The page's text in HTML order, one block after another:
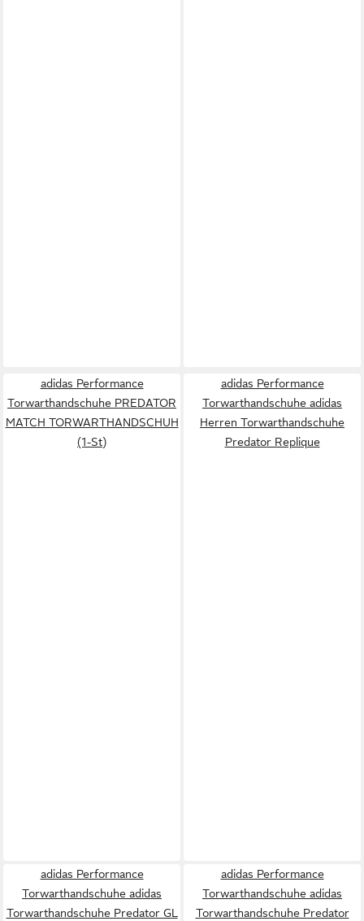
adidas Performance
Torwarthandschuhe PREDATOR
MATCH TORWARTHANDSCHUH
(1-St)
adidas Performance
Torwarthandschuhe adidas
Herren Torwarthandschuhe
Predator Replique
adidas Performance
Torwarthandschuhe adidas
Torwarthandschuhe Predator GL
adidas Performance
Torwarthandschuhe adidas
Torwarthandschuhe Predator